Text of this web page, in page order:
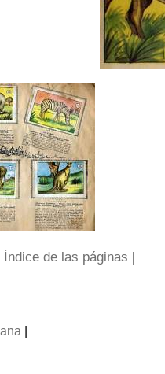
Índice de las páginas |